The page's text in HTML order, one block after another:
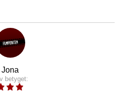
Jona
betyget: